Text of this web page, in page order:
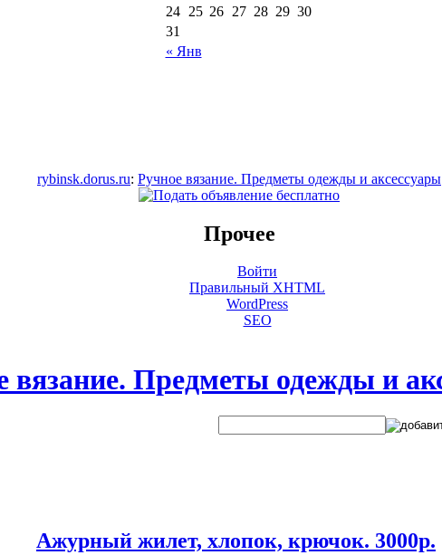
« Янв
24
25 26 27 28 29 30
31
rybinsk.dorus.ru: Ручное вязание. Предметы одежды и аксессуары
Прочее
Войти
Правильный XHTML
WordPress
SEO
вязание. Предметы одежды и
Ажурный жилет, хлопок, крючок. 3000р.